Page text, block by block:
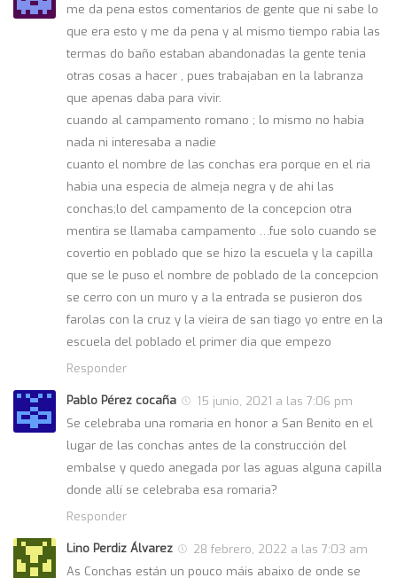
me da pena estos comentarios de gente que ni sabe lo
que era esto y me da pena y al mismo tiempo rabia las
termas do baño estaban abandonadas la gente tenia
otras cosas a hacer , pues trabajaban en la labranza
que apenas daba para vivir.
cuando al campamento romano ; lo mismo no habia
nada ni interesaba a nadie
cuanto el nombre de las conchas era porque en el ria
habia una especia de almeja negra y de ahi las
conchas;lo del campamento de la concepcion otra
mentira se llamaba campamento …fue solo cuando se
covertio en poblado que se hizo la escuela y la capilla
que se le puso el nombre de poblado de la concepcion
se cerro con un muro y a la entrada se pusieron dos
farolas con la cruz y la vieira de san tiago yo entre en la
escuela del poblado el primer dia que empezo
Responder
Pablo Pérez cocaña
15 junio, 2021 a las 7:06 pm
Se celebraba una romaria en honor a San Benito en el
lugar de las conchas antes de la construcción del
embalse y quedo anegada por las aguas alguna capilla
donde allí se celebraba esa romaria?
Responder
Lino Perdiz Álvarez
28 febrero, 2022 a las 7:03 am
As Conchas están un pouco máis abaixo de onde se